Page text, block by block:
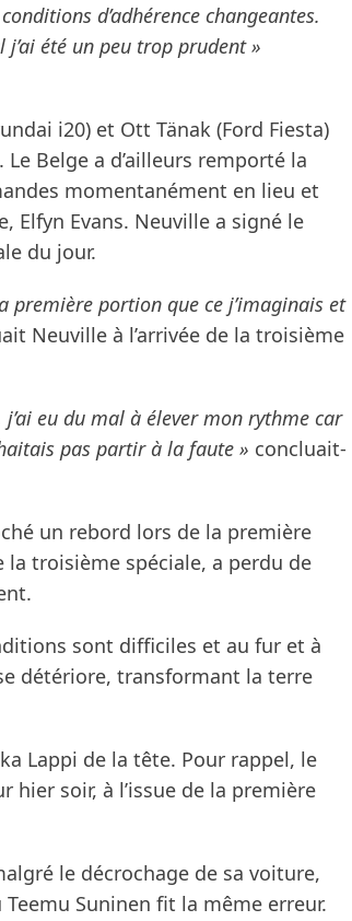
d’adhérence changeantes.
été un peu trop prudent »
i20) et Ott Tänak (Ford Fiesta)
Belge a d’ailleurs remporté la
momentanément en lieu et
Elfyn Evans. Neuville a signé le
du jour.
première portion que ce j’imaginais et
Neuville à l’arrivée de la troisième
eu du mal à élever mon rythme car
pas partir à la faute » concluait-
un rebord lors de la première
la troisième spéciale, a perdu de
sont difficiles et au fur et à
détériore, transformant la terre
Lappi de la tête. Pour rappel, le
hier soir, à l’issue de la première
le décrochage de sa voiture,
Suninen fit la même erreur.